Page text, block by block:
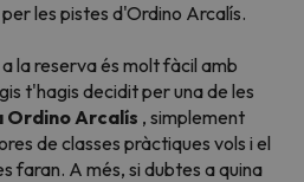
les pistes d'Ordino Arcalís.
la reserva és molt fàcil amb
t'hagis decidit per una de les
Ordino Arcalís , simplement
de classes pràctiques vols i el
faran. A més, si dubtes a quina